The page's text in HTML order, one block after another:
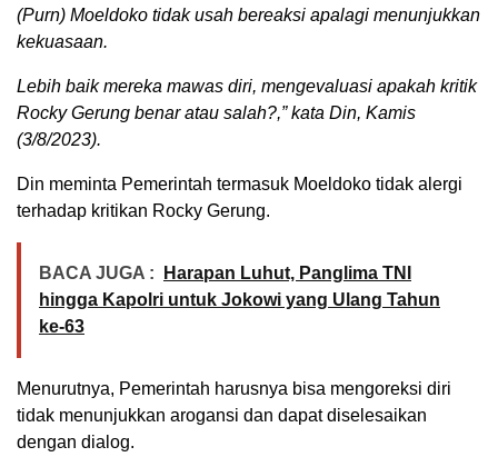
(Purn) Moeldoko tidak usah bereaksi apalagi menunjukkan
kekuasaan.
Lebih baik mereka mawas diri, mengevaluasi apakah kritik
Rocky Gerung benar atau salah?,” kata Din, Kamis
(3/8/2023).
Din meminta Pemerintah termasuk Moeldoko tidak alergi
terhadap kritikan Rocky Gerung.
BACA JUGA :
Harapan Luhut, Panglima TNI
hingga Kapolri untuk Jokowi yang Ulang Tahun
ke-63
Menurutnya, Pemerintah harusnya bisa mengoreksi diri
tidak menunjukkan arogansi dan dapat diselesaikan
dengan dialog.